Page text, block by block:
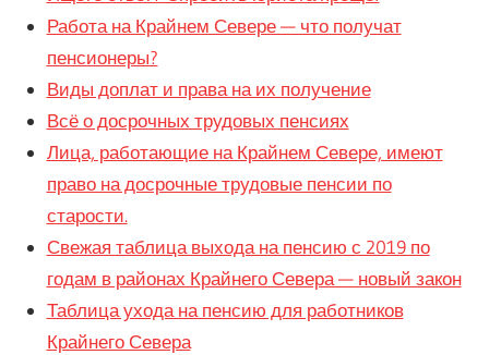
Работа на Крайнем Севере — что получат
пенсионеры?
Виды доплат и права на их получение
Всё о досрочных трудовых пенсиях
Лица, работающие на Крайнем Севере, имеют
право на досрочные трудовые пенсии по
старости.
Свежая таблица выхода на пенсию с 2019 по
годам в районах Крайнего Севера — новый закон
Таблица ухода на пенсию для работников
Крайнего Севера